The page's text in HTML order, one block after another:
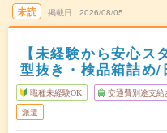
未読 掲載日 2026/08/05
【未経験から安心
型抜き・検品箱詰め/
職種未経験OK 交通費別途支給
派遣